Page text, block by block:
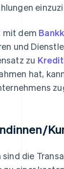
mit dem
und
zu
hat,
die